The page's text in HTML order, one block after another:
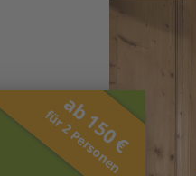
ab 150 €
für 2 Personen